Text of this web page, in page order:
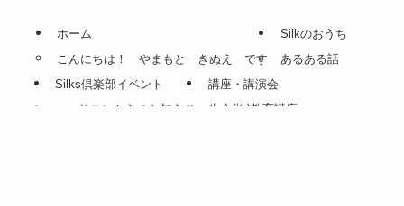
ホーム
こんにちは！ やまもと きぬえ です
Silkのおうち
あるある話
Silks倶楽部イベント
ママサロンからのお知らせ
講座・講演会
生命(性)教育講座